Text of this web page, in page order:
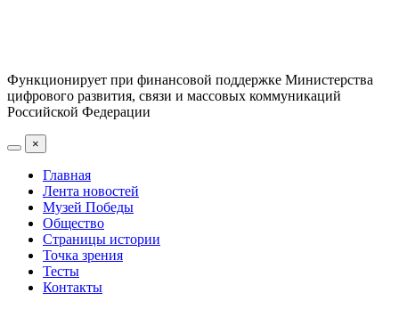
Функционирует при финансовой поддержке Министерства
цифрового развития, связи и массовых коммуникаций
Российской Федерации
×
Главная
Лента новостей
Музей Победы
Общество
Страницы истории
Точка зрения
Тесты
Контакты